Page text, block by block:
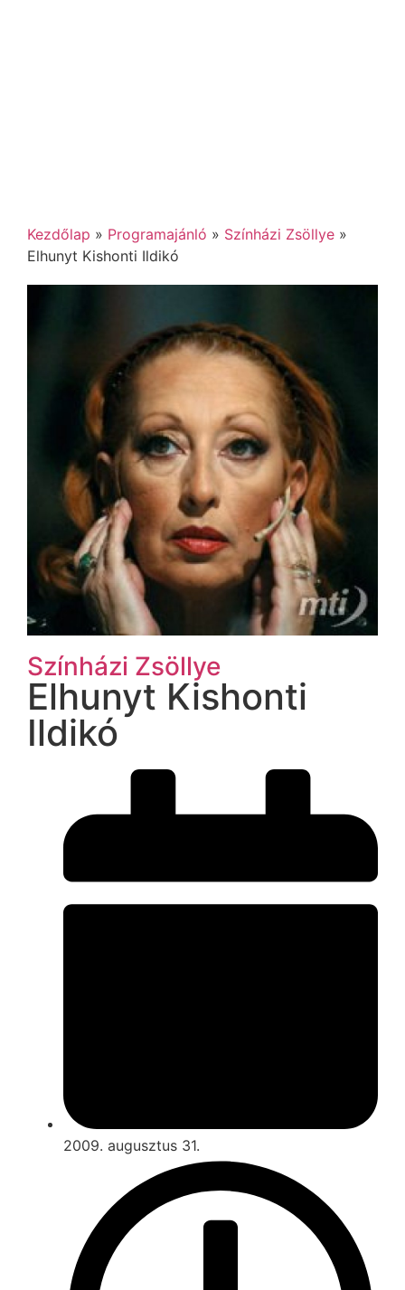
Kezdőlap » Programajánló » Színházi Zsöllye »
Elhunyt Kishonti Ildikó
Színházi Zsöllye
Elhunyt Kishonti
Ildikó
2009. augusztus 31.